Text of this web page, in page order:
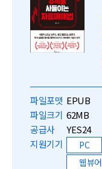
파일포맷 EPUB
파일크기 62MB
공급사
YES24
지원기기
PC
웹뷰어